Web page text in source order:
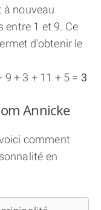
à nouveau
1 et 9. Ce
d'obtenir le
+ 3 + 11 + 5 = 3
Annicke
comment
en